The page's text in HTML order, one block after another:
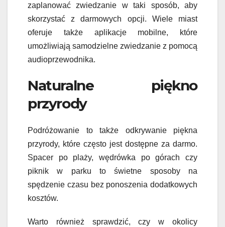
zaplanować zwiedzanie w taki sposób, aby
skorzystać z darmowych opcji. Wiele miast
oferuje także aplikacje mobilne, które
umożliwiają samodzielne zwiedzanie z pomocą
audioprzewodnika.
Naturalne piękno
przyrody
Podróżowanie to także odkrywanie piękna
przyrody, które często jest dostępne za darmo.
Spacer po plaży, wędrówka po górach czy
piknik w parku to świetne sposoby na
spędzenie czasu bez ponoszenia dodatkowych
kosztów.
Warto również sprawdzić, czy w okolicy